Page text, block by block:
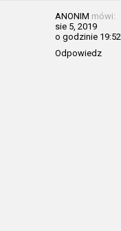
ANONIM mówi:
sie 5, 2019
o godzinie 19:52
Odpowiedz